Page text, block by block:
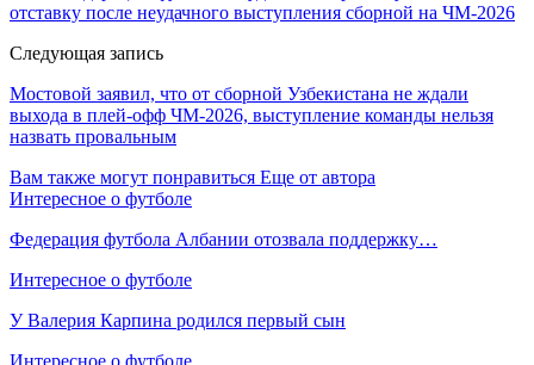
отставку после неудачного выступления сборной на ЧМ‑2026
Следующая запись
Мостовой заявил, что от сборной Узбекистана не ждали
выхода в плей‑офф ЧМ‑2026, выступление команды нельзя
назвать провальным
Вам также могут понравиться Еще от автора
Интересное о футболе
Федерация футбола Албании отозвала поддержку…
Интересное о футболе
У Валерия Карпина родился первый сын
Интересное о футболе